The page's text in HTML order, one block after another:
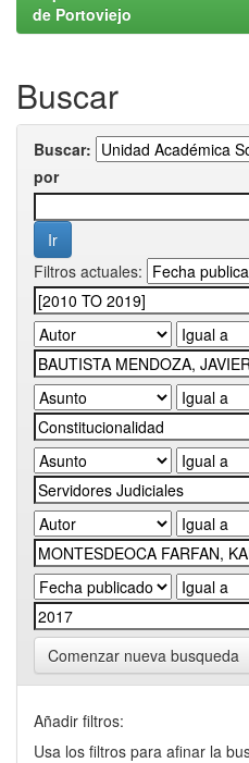
de Portoviejo
Buscar
Buscar:
por
Filtros actuales:
Comenzar nueva busqueda
Añadir filtros:
Usa los filtros para afinar la